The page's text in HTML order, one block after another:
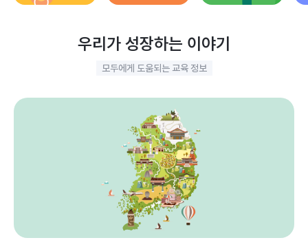
우리가 성장하는 이야기
모두에게 도움되는 교육 정보